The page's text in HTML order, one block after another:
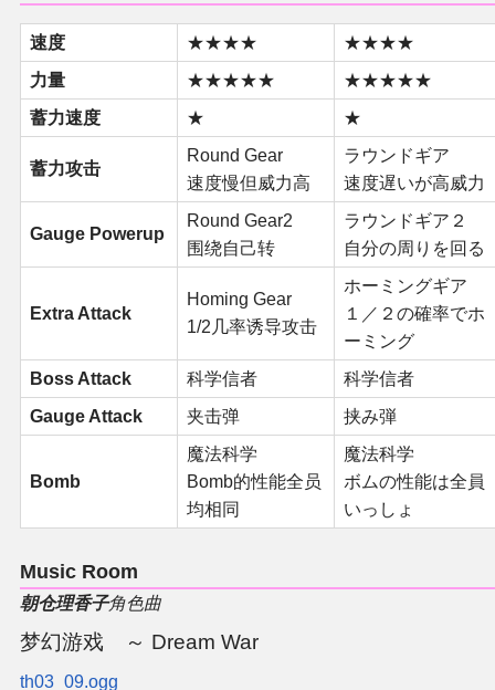
速度 ★★★★
★★★★
力量
★★★★★
★★★★★
蓄力速度
★ ★
蓄力攻击
Round Gear
速度慢但威力高
ラウンドギア
速度遅いが高威力
Gauge Powerup
Round Gear2
围绕自己转
ラウンドギア２
自分の周りを回る
Extra Attack
Homing Gear
1/2几率诱导攻击
ホーミングギア
１／２の確率でホ
ーミング
Boss Attack
科学信者
科学信者
Gauge Attack
夹击弹 挟み弾
Bomb
魔法科学
Bomb的性能全员
均相同
魔法科学
ボムの性能は全員
いっしょ
Music Room
朝仓理香子角色曲
梦幻游戏 ～ Dream War
th03_09.ogg